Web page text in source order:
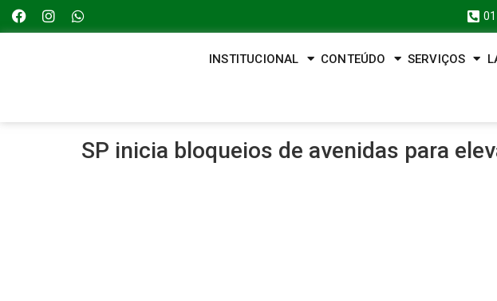
INSTITUCIONAL CONTEÚDO SERVIÇOS
SP inicia bloqueios de avenidas para